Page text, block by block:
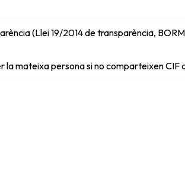
(Llei 19/2014 de transparència,
la mateixa persona si no comparteixen CIF